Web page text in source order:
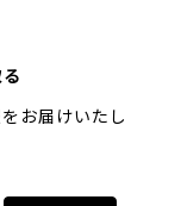
お届けいたし